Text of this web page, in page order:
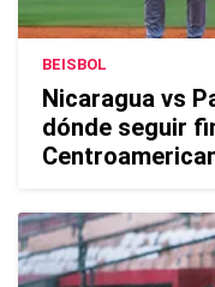
BEISBOL
Nicaragua vs
dónde seguir